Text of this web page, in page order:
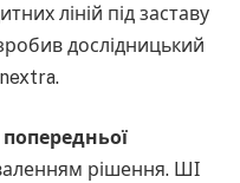
ліній під заставу
дослідницький
рішення. ШІ